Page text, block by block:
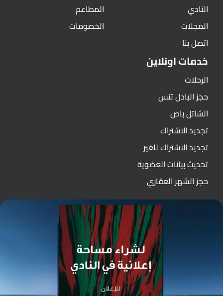
النادي
المجلات
اتصل بنا
المطاعم
الخصومات
خدمات اونلاين
الرحلات
حجز البادل تنس
الشاتل باص
تجديد الاشتراك
تجديد الاشتراك للغير
تحديث بيانات العضوية
حجز الشهر العقاري